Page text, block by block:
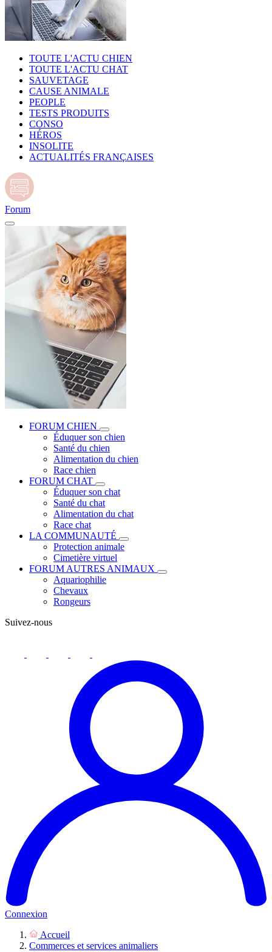
TOUTE L'ACTU CHIEN
TOUTE L'ACTU CHAT
SAUVETAGE
CAUSE ANIMALE
PEOPLE
TESTS PRODUITS
CONSO
HÉROS
INSOLITE
ACTUALITÉS FRANÇAISES
Forum
FORUM CHIEN
Éduquer son chien
Santé du chien
Alimentation du chien
Race chien
FORUM CHAT
Éduquer son chat
Santé du chat
Alimentation du chat
Race chat
LA COMMUNAUTÉ
Protection animale
Cimetière virtuel
FORUM AUTRES ANIMAUX
Aquariophilie
Chevaux
Rongeurs
Suivez-nous
Connexion
Accueil
Commerces et services animaliers